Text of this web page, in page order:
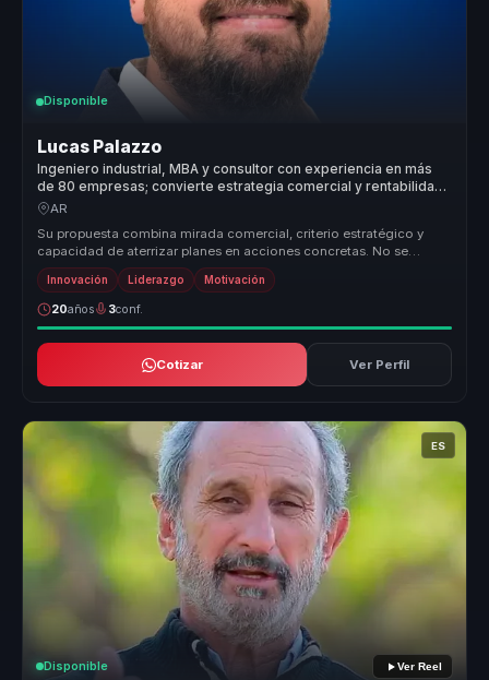
Disponible
Lucas Palazzo
Ingeniero industrial, MBA y consultor con experiencia en más
de 80 empresas; convierte estrategia comercial y rentabilidad
en crecimiento sostenible.
AR
Su propuesta combina mirada comercial, criterio estratégico y
capacidad de aterrizar planes en acciones concretas. No se
queda en vender ...
Innovación Liderazgo Motivación
20años 3conf.
Cotizar Ver Perfil
ES
Disponible Ver Reel